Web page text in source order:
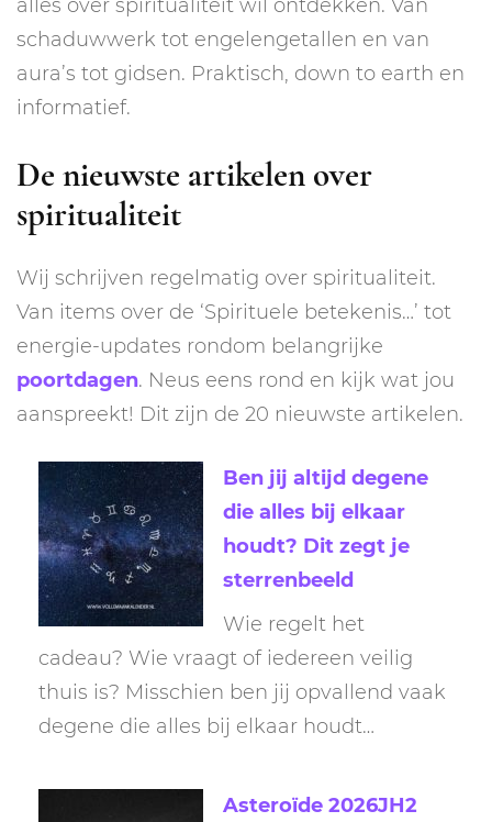
álles over spiritualiteit wil ontdekken. Van
schaduwwerk tot engelengetallen en van
aura’s tot gidsen. Praktisch, down to earth en
informatief.
De nieuwste artikelen over
spiritualiteit
Wij schrijven regelmatig over spiritualiteit.
Van items over de ‘Spirituele betekenis…’ tot
energie-updates rondom belangrijke
poortdagen. Neus eens rond en kijk wat jou
aanspreekt! Dit zijn de 20 nieuwste artikelen.
Ben jij altijd degene
die alles bij elkaar
houdt? Dit zegt je
sterrenbeeld
Wie regelt het
cadeau? Wie vraagt of iedereen veilig
thuis is? Misschien ben jij opvallend vaak
degene die alles bij elkaar houdt…
Asteroïde 2026JH2